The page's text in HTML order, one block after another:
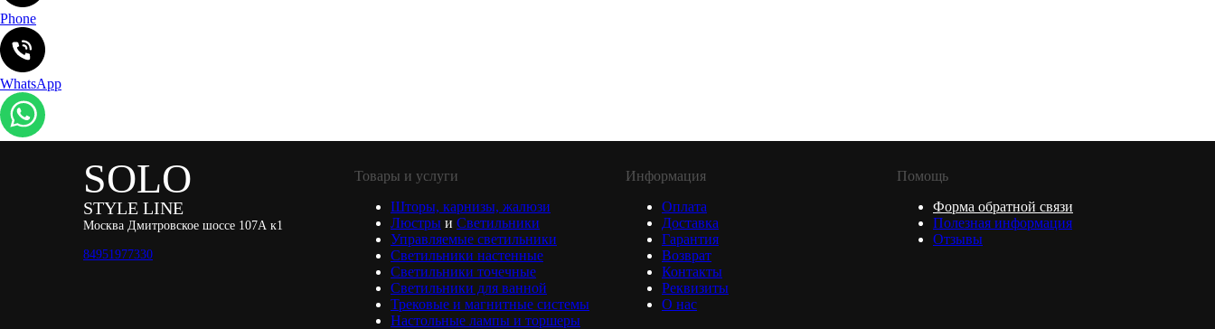
Phone
WhatsApp
SOLO
STYLE LINE
Москва Дмитровское шоссе 107А к1
84951977330
Товары и услуги
Шторы, карнизы, жалюзи
Люстры и Светильники
Управляемые светильники
Светильники настенные
Светильники точечные
Светильники для ванной
Трековые и магнитные системы
Настольные лампы и торшеры
Информация
Оплата
Доставка
Гарантия
Возврат
Контакты
Реквизиты
О нас
Помощь
Форма обратной связи
Полезная информация
Отзывы